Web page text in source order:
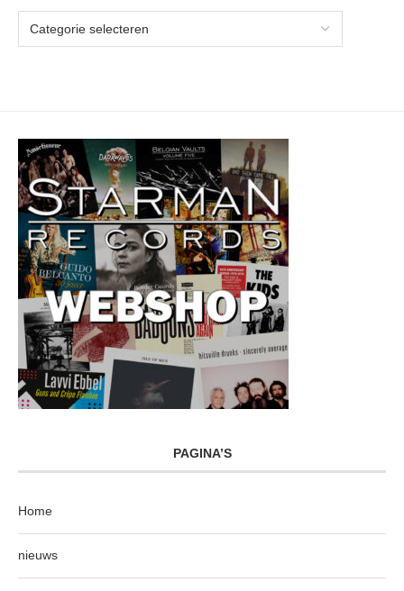
PAGINA’S
Home
nieuws